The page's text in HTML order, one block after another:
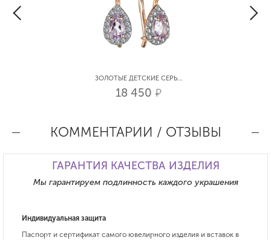
ЗОЛОТЫЕ ДЕТСКИЕ СЕРЬ...
18 450 р.
КОММЕНТАРИИ / ОТЗЫВЫ
ГАРАНТИЯ КАЧЕСТВА ИЗДЕЛИЯ
Мы гарантируем подлинность каждого украшения
Индивидуальная защита
Паспорт и сертификат самого ювелирного изделия и вставок в